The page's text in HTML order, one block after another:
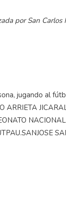
por San Carlos
y árbitros de la